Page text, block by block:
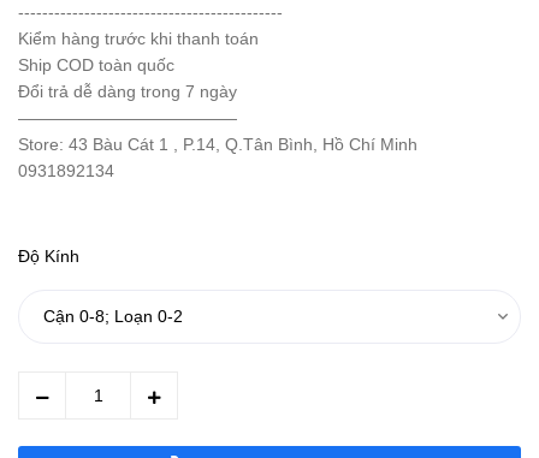
--------------------------------------------
Kiểm hàng trước khi thanh toán
Ship COD toàn quốc
Đổi trả dễ dàng trong 7 ngày
—————————————
Store: 43 Bàu Cát 1 , P.14, Q.Tân Bình, Hồ Chí Minh
0931892134
Độ Kính